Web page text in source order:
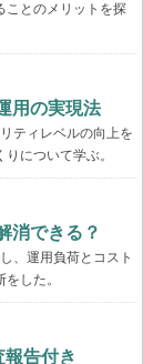
ことのメリットを探
用の実現法
ティレベルの向上を
について学ぶ。
消できる？
、運用負荷とコスト
した。
告付き